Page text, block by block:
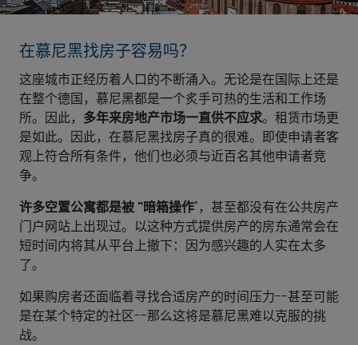
在慕尼黑找房子容易吗？
这座城市正经历着人口的不断涌入。无论是在国际上还是
在整个德国，慕尼黑都是一个炙手可热的生活和工作场
所。因此， 多年来房地产市场一直供不应求。租赁市场更
是如此。因此，在慕尼黑找房子真的很难。即使申请者客
观上符合所有条件，他们也必须与近百名其他申请者竞
争。
许多空置公寓都是被 "暗箱操作"，甚至都没有在公共房产
门户网站上出现过。以这种方式提供房产的房东通常会在
短时间内将其从平台上撤下：因为感兴趣的人实在太多
了。
如果购房者还面临着寻找合适房产的时间压力--甚至可能
是在某个特定的社区--那么这将是慕尼黑难以克服的挑
战。